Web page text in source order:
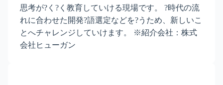
思考が?く?く教育していける現場です。 ?時代の流
れに合わせた開発?語選定などを?うため、新しいこ
とへチャレンジしていけます。 ※紹介会社：株式
会社ヒューガン